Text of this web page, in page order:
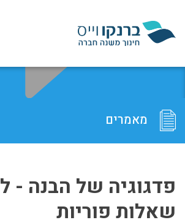
מאמרים
פדגוגיה של הבנה -
שאלות פוריות